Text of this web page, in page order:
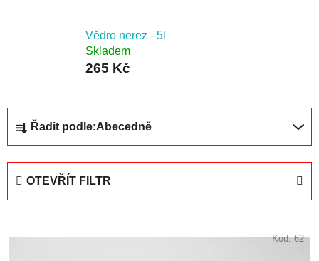
Vědro nerez - 5l
Skladem
265 Kč
n
Řadit podle:Abecedně
OTEVŘÍT FILTR
ý
Kód:62